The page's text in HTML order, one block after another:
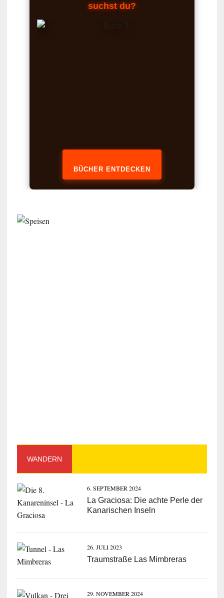
suchst du?
BÜCHER ENTDECKEN
WANDERN
6. SEPTEMBER 2024
La Graciosa: Die achte Perle der
Kanarischen Inseln
26. JULI 2023
Traumstraße Las Mimbreras
29. NOVEMBER 2024